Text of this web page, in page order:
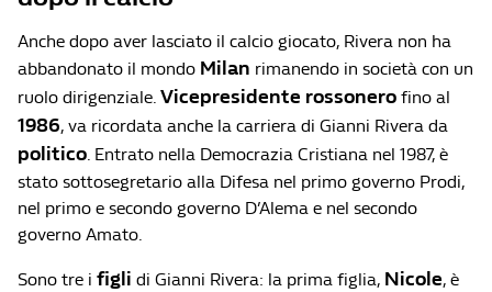
Anche dopo aver lasciato il calcio giocato, Rivera non ha
abbandonato il mondo Milan rimanendo in società con un
ruolo dirigenziale. Vicepresidente rossonero fino al
1986, va ricordata anche la carriera di Gianni Rivera da
politico. Entrato nella Democrazia Cristiana nel 1987, è
stato sottosegretario alla Difesa nel primo governo Prodi,
nel primo e secondo governo D’Alema e nel secondo
governo Amato.
Sono tre i figli di Gianni Rivera: la prima figlia, Nicole, è